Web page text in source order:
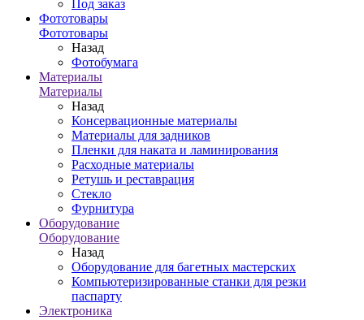
Под заказ
Фототовары
Фототовары
Назад
Фотобумага
Материалы
Материалы
Назад
Консервационные материалы
Материалы для задников
Пленки для наката и ламинирования
Расходные материалы
Ретушь и реставрация
Стекло
Фурнитура
Оборудование
Оборудование
Назад
Оборудование для багетных мастерских
Компьютеризированные станки для резки
паспарту
Электроника